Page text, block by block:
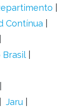
Contínua
Brasil
Jaru